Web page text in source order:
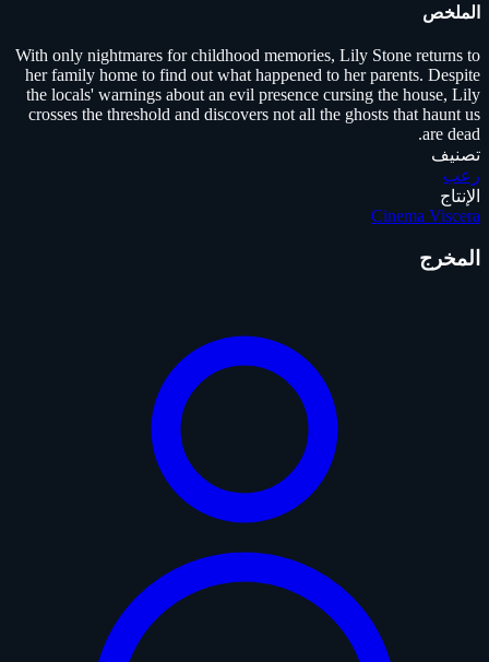
الملخص
With only nightmares for childhood memories, Lily Stone returns to
her family home to find out what happened to her parents. Despite
the locals' warnings about an evil presence cursing the house, Lily
crosses the threshold and discovers not all the ghosts that haunt us
are dead.
تصنيف
رعب
الإنتاج
Cinema Viscera
المخرج